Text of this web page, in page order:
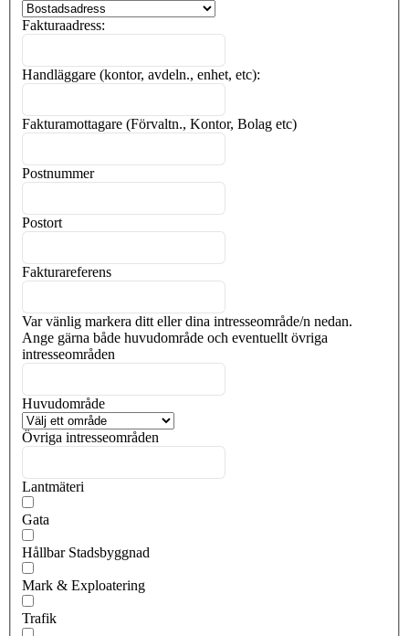
Fakturaadress:
Handläggare (kontor, avdeln., enhet, etc):
Fakturamottagare (Förvaltn., Kontor, Bolag etc)
Postnummer
Postort
Fakturareferens
Var vänlig markera ditt eller dina intresseområde/n nedan.
Ange gärna både huvudområde och eventuellt övriga
intresseområden
Huvudområde
Övriga intresseområden
Lantmäteri
Gata
Hållbar Stadsbyggnad
Mark & Exploatering
Trafik